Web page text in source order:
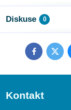
Diskuse 0
Facebook
Kontakt